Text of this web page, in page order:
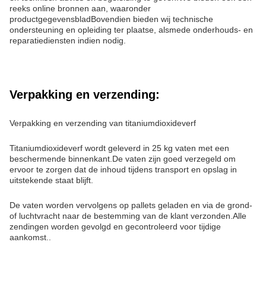
reeks online bronnen aan, waaronder
productgegevensbladBovendien bieden wij technische
ondersteuning en opleiding ter plaatse, alsmede onderhouds- en
reparatiediensten indien nodig.
Verpakking en verzending:
Verpakking en verzending van titaniumdioxideverf
Titaniumdioxideverf wordt geleverd in 25 kg vaten met een
beschermende binnenkant.De vaten zijn goed verzegeld om
ervoor te zorgen dat de inhoud tijdens transport en opslag in
uitstekende staat blijft.
De vaten worden vervolgens op pallets geladen en via de grond-
of luchtvracht naar de bestemming van de klant verzonden.Alle
zendingen worden gevolgd en gecontroleerd voor tijdige
aankomst..